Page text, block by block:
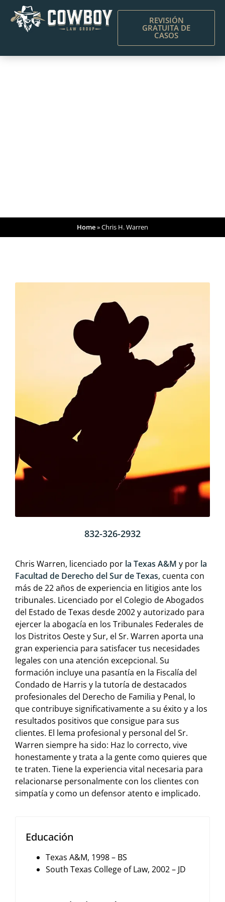
REVISIÓN
GRATUITA DE
CASOS
Home»Chris H. Warren
832-326-2932
Chris Warren, licenciado por la Texas A&M y por la
Facultad de Derecho del Sur de Texas, cuenta con
más de 22 años de experiencia en litigios ante los
tribunales. Licenciado por el Colegio de Abogados
del Estado de Texas desde 2002 y autorizado para
ejercer la abogacía en los Tribunales Federales de
los Distritos Oeste y Sur, el Sr. Warren aporta una
gran experiencia para satisfacer tus necesidades
legales con una atención excepcional. Su
formación incluye una pasantía en la Fiscalía del
Condado de Harris y la tutoría de destacados
profesionales del Derecho de Familia y Penal, lo
que contribuye significativamente a su éxito y a los
resultados positivos que consigue para sus
clientes. El lema profesional y personal del Sr.
Warren siempre ha sido: Haz lo correcto, vive
honestamente y trata a la gente como quieres que
te traten. Tiene la experiencia vital necesaria para
relacionarse personalmente con los clientes con
simpatía y como un defensor atento e implicado.
Educación
Texas A&M, 1998 – BS
South Texas College of Law, 2002 – JD